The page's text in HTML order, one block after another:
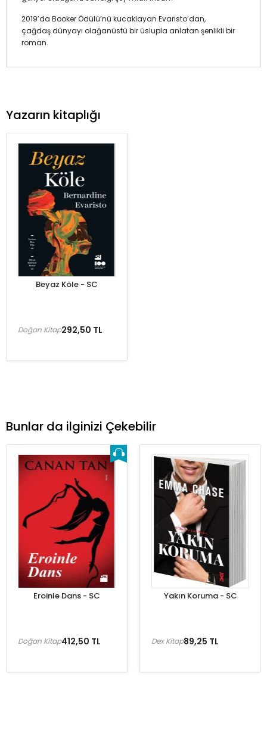
2019’da Booker Ödülü’nü kucaklayan Evaristo’dan,
çağdaş dünyayı olağanüstü bir üslupla anlatan şenlikli bir
roman.
Yazarın kitaplığı
Beyaz Köle - SC
292,50 TL
Doğan Kitap
Bunlar da ilginizi Çekebilir
Eroinle Dans - SC
412,50 TL
Doğan Kitap
Yakın Koruma - SC
89,25 TL
Dex Kitap